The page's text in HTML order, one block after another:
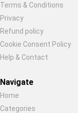
Restore previous
Terms & Conditions
Privacy
Refund policy
Cookie Consent Policy
Help & Contact
Navigate
Home
Categories